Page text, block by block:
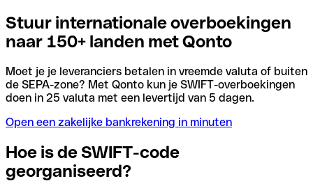
Stuur internationale overboekingen
naar 150+ landen met Qonto
Moet je je leveranciers betalen in vreemde valuta of buiten
de SEPA-zone? Met Qonto kun je SWIFT-overboekingen
doen in 25 valuta met een levertijd van 5 dagen.
Open een zakelijke bankrekening in minuten
Hoe is de SWIFT-code
georganiseerd?